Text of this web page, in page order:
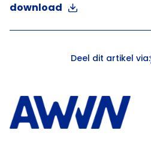
download
Deel dit artikel via: